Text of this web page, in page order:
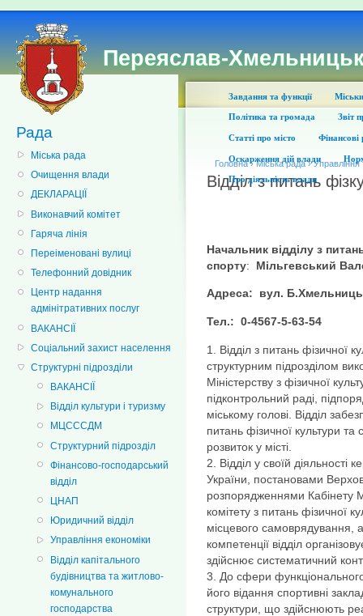
Переяслав-
Рада
Міська рада
Очищення влади
ДЕКЛАРАЦІЇ
Виконавчий комітет
Гаряча лінія
Переіменовані вулиці
Телефонний довідник
Центр надання
адмінітративних послуг
ВАКАНСІЇ
Соціальний захист населення
Структурні підрозділи
ВАКАНСІЇ
Відділ культури і туризму
МЦСССДМ
Структурний підрозділ
Фінансово-господарський
відділ
ЦНАП
Юридичний відділ
Управління економіки
Відділ капітального
будівництва та житлово-
комунального
господарства
Завдання та функції
Політика та громада Звіт
Статті про місто Фінансові
Оскарження дій влади
Про діяльність влади
Головна›Міська рада›Управління
Відділ з питань
Начальник відділу з
спорту: Мільгевський
Адреса: вул.
Тел.: 0-4567-5-63-54
1. Відділ з питань фізичної
структурним підрозділом
Міністерству з фізичної
підконтрольний раді,
міському голові. Відділ
питань фізичної культури та
розвиток у місті.
2. Відділ у своїй діяльності
України, постановами
розпорядженнями Кабінету
комітету з питань фізичної
місцевого
компетенції відділ
здійснює систематичний
3. До сфери
його відання спортивні
структури, що здійснюють